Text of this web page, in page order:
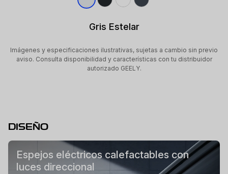
Gris Estelar
Imágenes y especificaciones ilustrativas, sujetas a cambio sin previo
aviso. Consulta disponibilidad y características con tu distribuidor
autorizado GEELY.
DISEÑO
Espejos eléctricos calefactables con
luces direccional